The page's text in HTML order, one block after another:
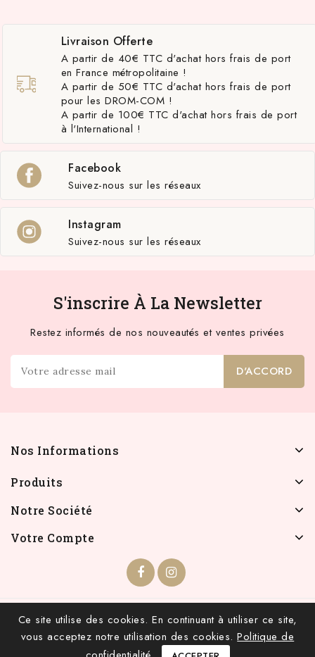
Livraison Offerte
A partir de 40€ TTC d'achat hors frais de port
en France métropolitaine !
A partir de 50€ TTC d'achat hors frais de port
pour les DROM-COM !
A partir de 100€ TTC d'achat hors frais de port
à l'International !
Facebook
Suivez-nous sur les réseaux
Instagram
Suivez-nous sur les réseaux
S'inscrire À La Newsletter
Restez informés de nos nouveautés et ventes privées
Nos Informations
Produits
Notre Société
Votre Compte
Ce site utilise des cookies. En continuant à utiliser ce site,
vous acceptez notre utilisation des cookies. Politique de
© 2026 - INFOLIEN - Tous droits réservés.